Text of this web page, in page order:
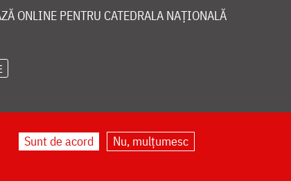
ONLINE PENTRU CATEDRALA NAȚIONALĂ
Sunt de acord Nu, mulțumesc